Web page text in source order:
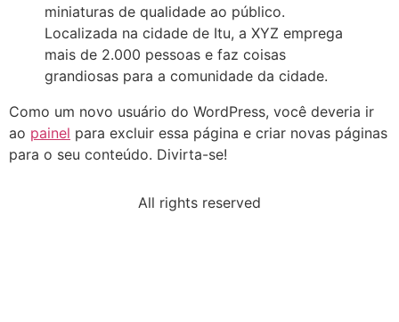
miniaturas de qualidade ao público.
Localizada na cidade de Itu, a XYZ emprega
mais de 2.000 pessoas e faz coisas
grandiosas para a comunidade da cidade.
Como um novo usuário do WordPress, você deveria ir
ao painel para excluir essa página e criar novas páginas
para o seu conteúdo. Divirta-se!
All rights reserved